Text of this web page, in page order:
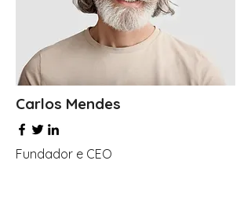
Carlos Mendes
Fundador e CEO